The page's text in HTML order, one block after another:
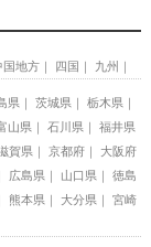
国地方 四国 九州
県 茨城県
栃木県
山県 石川県
福井県
賀県 京都府
大阪府
広島県 山口県
徳島
熊本県 大分県
宮崎